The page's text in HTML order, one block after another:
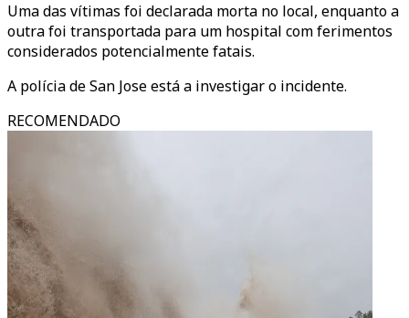
Uma das vítimas foi declarada morta no local, enquanto a
outra foi transportada para um hospital com ferimentos
considerados potencialmente fatais.
A polícia de San Jose está a investigar o incidente.
RECOMENDADO